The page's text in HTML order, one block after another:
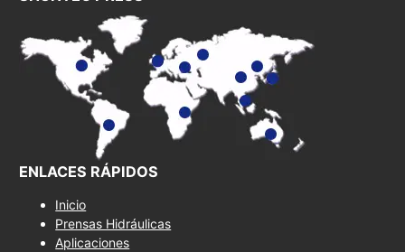
ENLACES RÁPIDOS
Inicio
Prensas Hidráulicas
Aplicaciones